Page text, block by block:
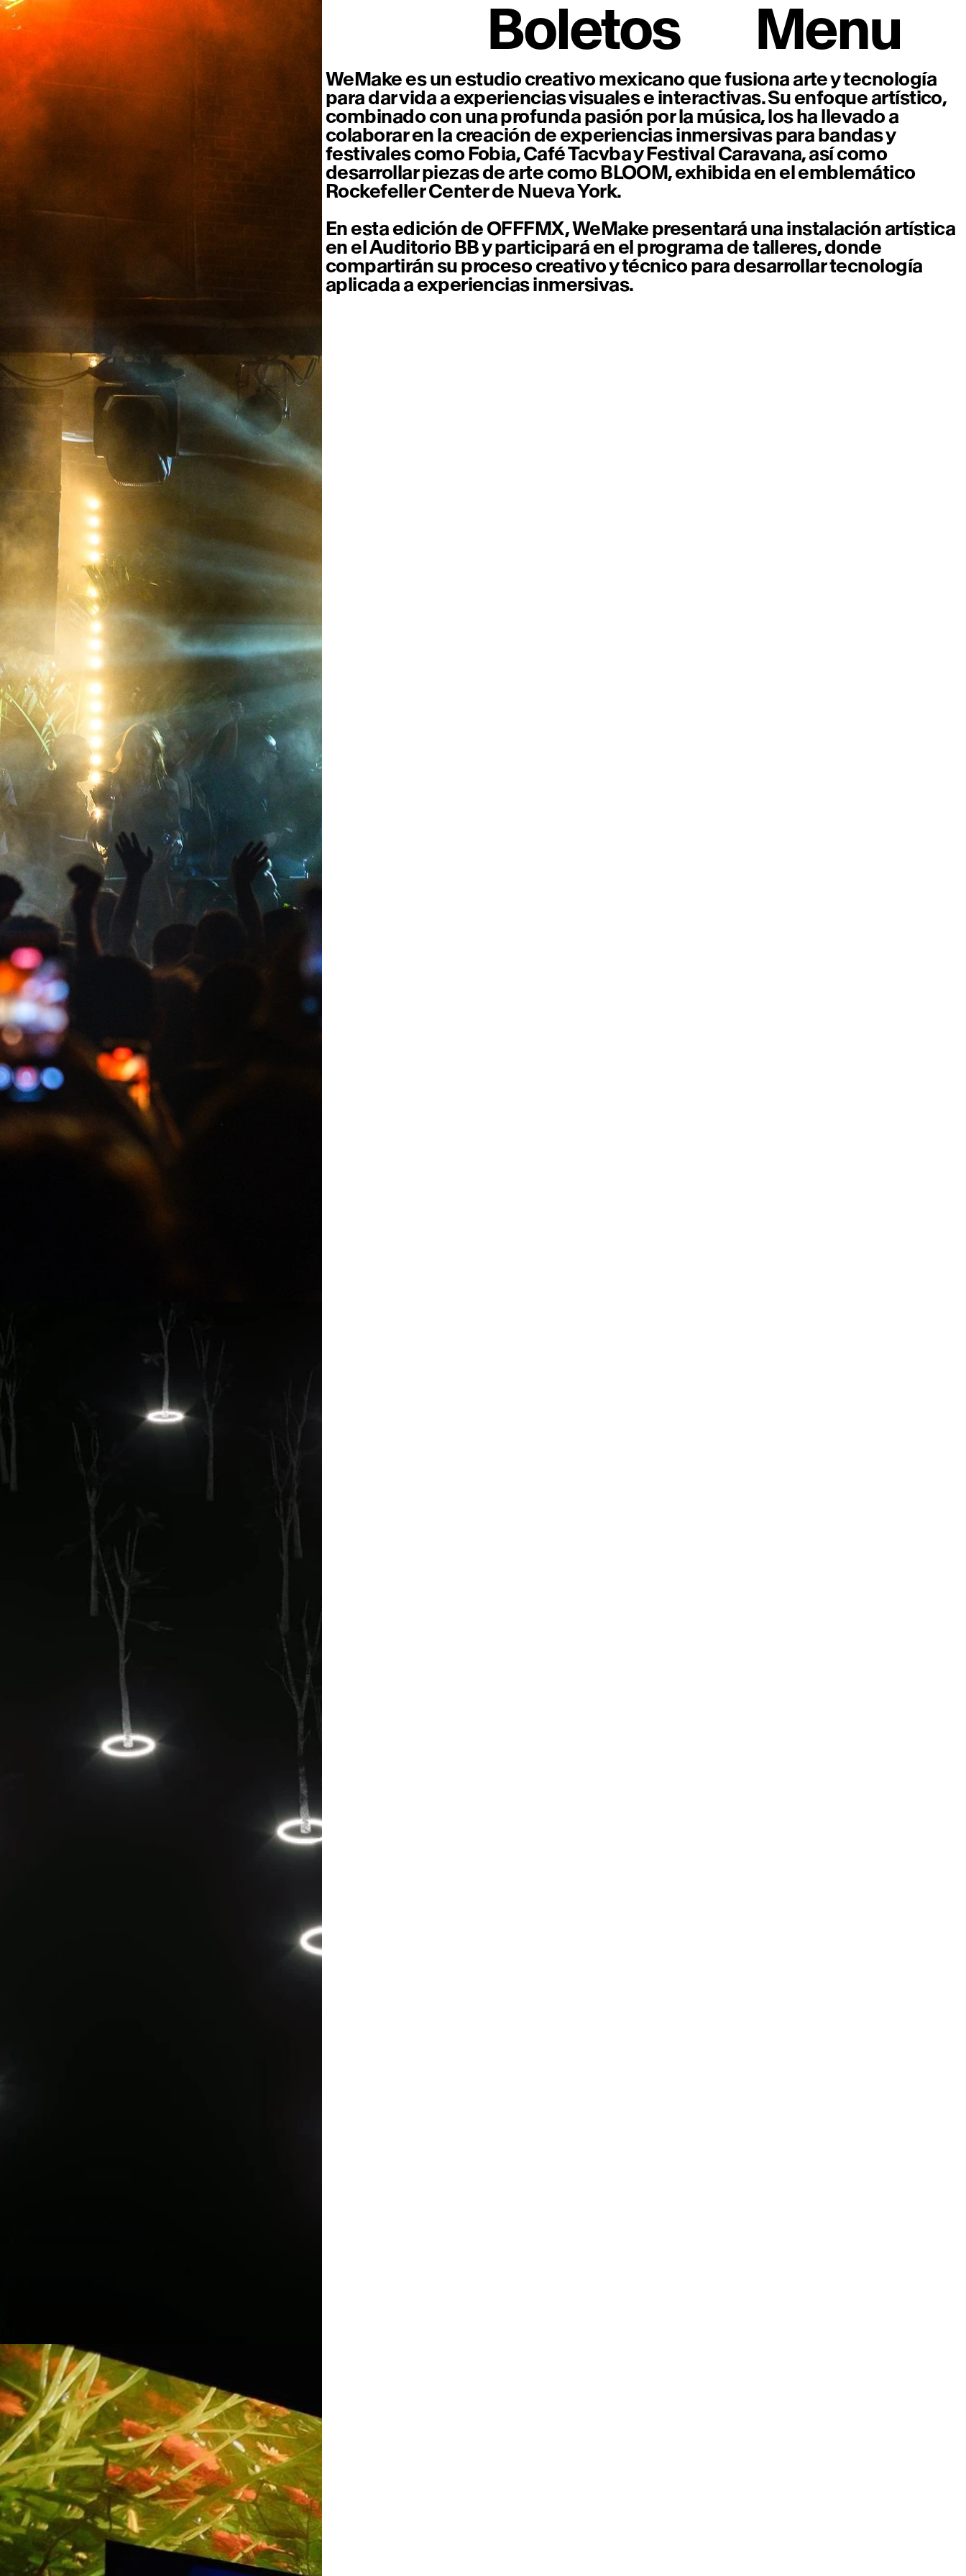
Boletos Menu
WeMake es un estudio creativo mexicano que fusiona arte y tecnología
para dar vida a experiencias visuales e interactivas. Su enfoque artístico,
combinado con una profunda pasión por la música, los ha llevado a
colaborar en la creación de experiencias inmersivas para bandas y
festivales como Fobia, Café Tacvba y Festival Caravana, así como
desarrollar piezas de arte como BLOOM, exhibida en el emblemático
Rockefeller Center de Nueva York.
En esta edición de OFFFMX, WeMake presentará una instalación artística
en el Auditorio BB y participará en el programa de talleres, donde
compartirán su proceso creativo y técnico para desarrollar tecnología
aplicada a experiencias inmersivas.